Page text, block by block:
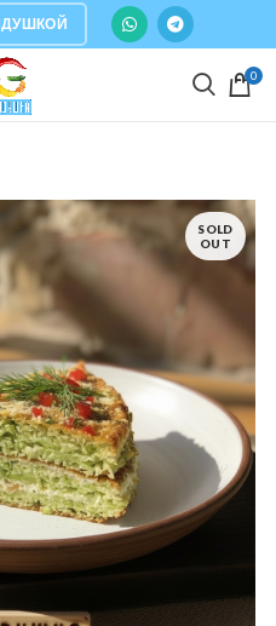
0
SOLD
OUT